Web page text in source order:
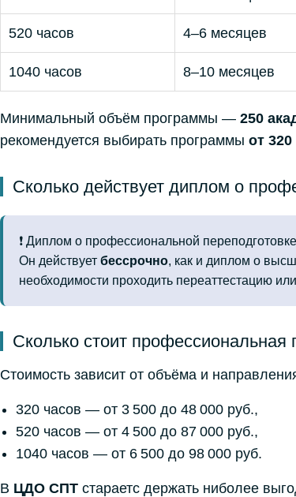
520 часов 4–6 месяцев
1040 часов 8–10 месяцев
Минимальный объём программы — 250
рекомендуется выбирать программы от
Сколько действует диплом о
❗ Диплом о профессиональной
Он действует бессрочно, как и диплом о
необходимости проходить переаттестацию
Сколько стоит профессиональная
Стоимость зависит от объёма и
320 часов — от 3 500 до 48 000 руб.,
520 часов — от 4 500 до 87 000 руб.,
1040 часов — от 6 500 до 98 000 руб.
В ЦДО СПТ стараетс держать ниболее